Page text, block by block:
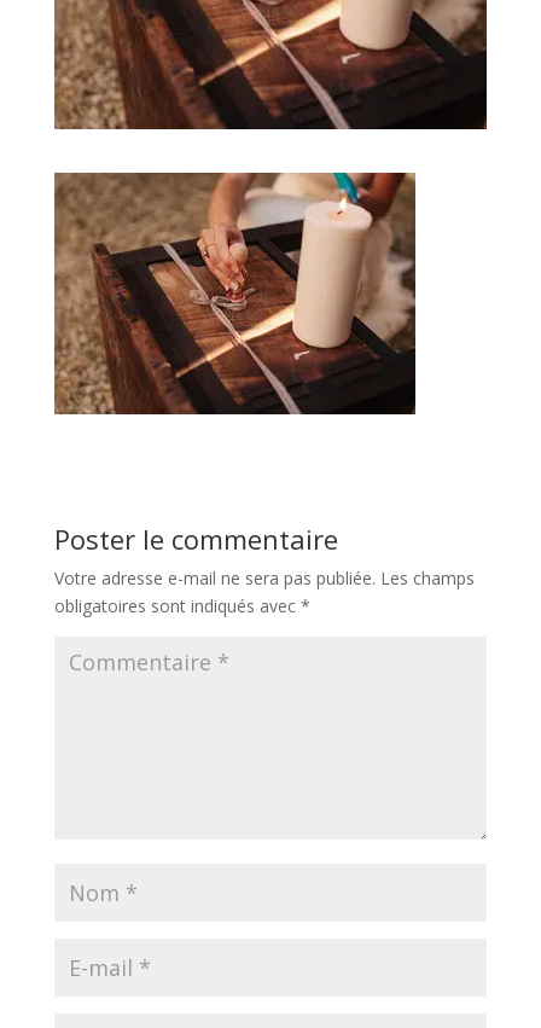
Poster le commentaire
Votre adresse e-mail ne sera pas publiée. Les champs
obligatoires sont indiqués avec *